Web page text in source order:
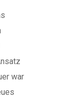
war